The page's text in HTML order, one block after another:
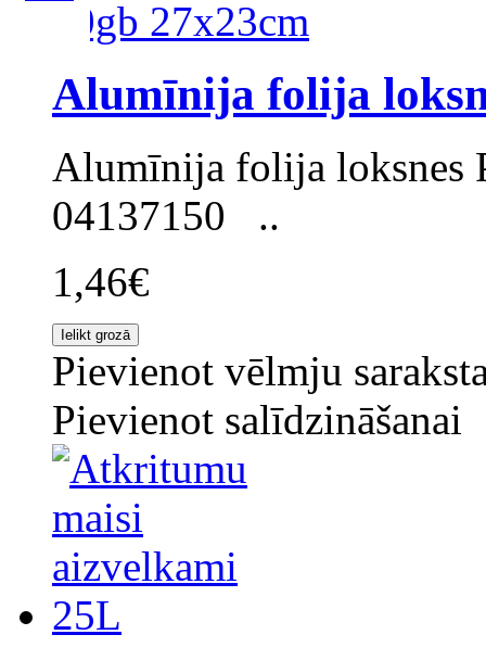
Alumīnija folija
Alumīnija folija loksnes
04137150 ..
1,46€
Pievienot vēlmju
Pievienot salīdzināšanai